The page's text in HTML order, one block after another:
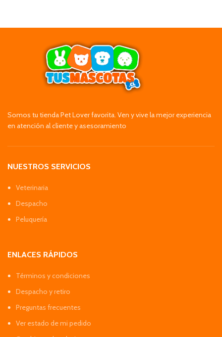
Somos tu tienda Pet Lover favorita. Ven y vive la mejor experiencia
en atención al cliente y asesoramiento
NUESTROS SERVICIOS
Veterinaria
Despacho
Peluquería
ENLACES RÁPIDOS
Términos y condiciones
Despacho y retiro
Preguntas frecuentes
Ver estado de mi pedido